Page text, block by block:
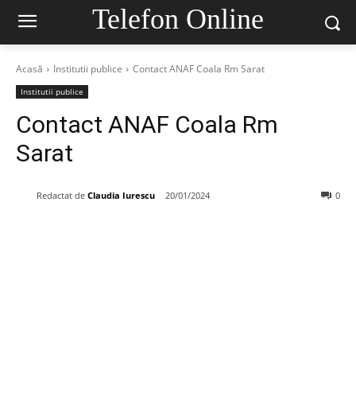
Telefon Online
Acasă Institutii publice Contact ANAF Coala Rm Sarat
Institutii publice
Contact ANAF Coala Rm
Sarat
Redactat de Claudia Iurescu 20/01/2024 0